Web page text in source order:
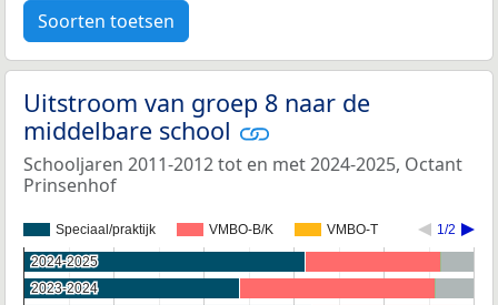
Soorten toetsen
Uitstroom van groep 8 naar de
middelbare school
Schooljaren 2011-2012 tot en met 2024-2025, Octant
Prinsenhof
Speciaal/praktijk VMBO-B/K VMBO-T 1/2
2024-2025
2024-2025
2023-2024
2023-2024